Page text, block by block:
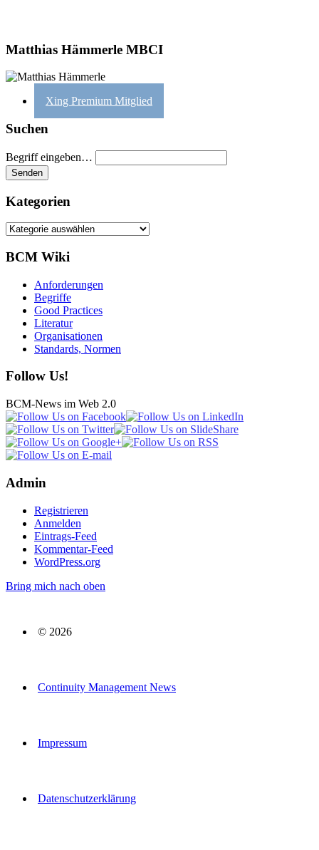
Matthias Hämmerle MBCI
Xing Premium Mitglied
Suchen
Begriff eingeben…
Kategorien
Kategorien
BCM Wiki
Anforderungen
Begriffe
Good Practices
Literatur
Organisationen
Standards, Normen
Follow Us!
BCM-News im Web 2.0
Admin
Registrieren
Anmelden
Eintrags-Feed
Kommentar-Feed
WordPress.org
Bring mich nach oben
© 2026
Continuity Management News
Impressum
Datenschutzerklärung